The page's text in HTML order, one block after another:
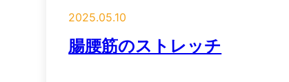
2025.05.10
腸腰筋のストレッチ